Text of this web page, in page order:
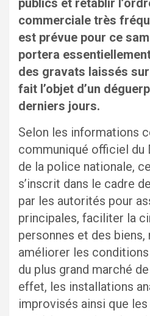
commerciale très
est prévue pour ce
portera
des gravats laissés
fait l’objet d’un
derniers jours.
Selon les informations
communiqué officiel du
de la police nationale,
s’inscrit dans le cadre
par les autorités pour
principales, faciliter la
personnes et des biens,
améliorer les
du plus grand marché
effet, les installations
improvisés ainsi que